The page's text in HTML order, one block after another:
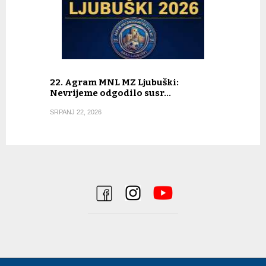
22. Agram MNL MZ Ljubuški:
Nevrijeme odgodilo susr…
SRPANJ 22, 2026